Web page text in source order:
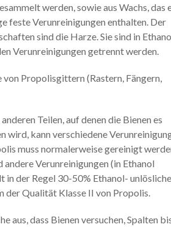
werden, sowie aus Wachs, das
feste Verunreinigungen enthalten. Der
sind die Harze. Sie sind in
Verunreinigungen getrennt werden.
Propolisgittern (Rastern, Fängern,
Teilen, auf denen die Bienen es
wird, kann verschiedene
muss normalerweise gereinigt
Verunreinigungen (in Ethanol
in der Regel 30-50% Ethanol- unlösliche
der Qualität Klasse II von Propolis.
dass Bienen versuchen, Spalten